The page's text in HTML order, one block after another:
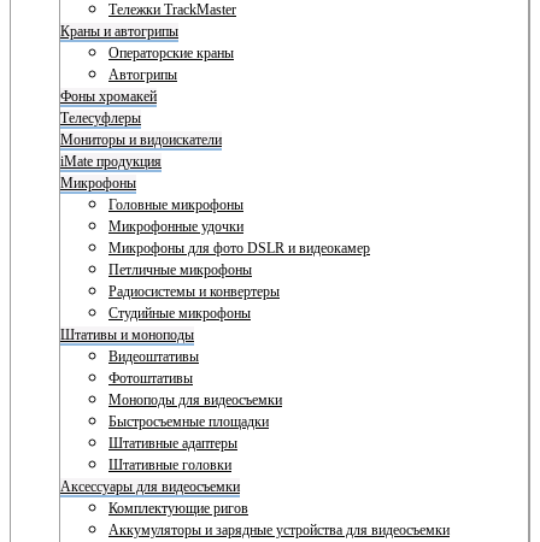
Тележки TrackMaster
Краны и автогрипы
Операторские краны
Автогрипы
Фоны хромакей
Телесуфлеры
Мониторы и видоискатели
iMate продукция
Микрофоны
Головные микрофоны
Микрофонные удочки
Микрофоны для фото DSLR и видеокамер
Петличные микрофоны
Радиосистемы и конвертеры
Студийные микрофоны
Штативы и моноподы
Видеоштативы
Фотоштативы
Моноподы для видеосъемки
Быстросъемные площадки
Штативные адаптеры
Штативные головки
Аксессуары для видеосъемки
Комплектующие ригов
Аккумуляторы и зарядные устройства для видеосъемки